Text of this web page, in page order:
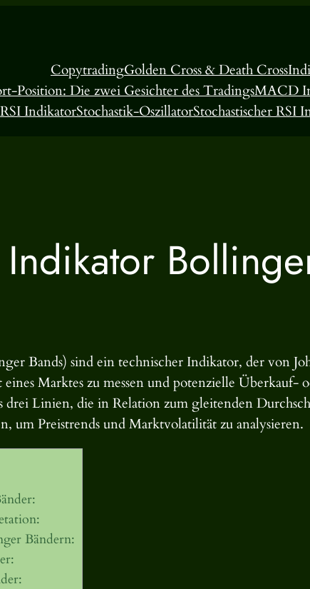
CopytradingGolden Cross & Death Cross
Position: Die zwei Gesichter des TradingsMACD
RSI IndikatorStochastik-OszillatorStochastischer RSI
Indikator
Bands) sind ein technischer Indikator, der von
Marktes zu messen und potenzielle
drei Linien, die in Relation zum gleitenden
um Preistrends und Marktvolatilität zu analysieren.
Bändern: